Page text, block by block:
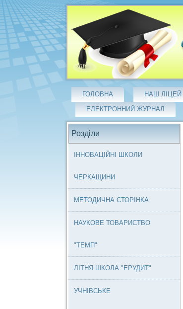
ГОЛОВНА НАШ ЛІЦЕЙ
ЕЛЕКТРОННИЙ ЖУРНАЛ
Розділи
ІННОВАЦІЙНІ ШКОЛИ
ЧЕРКАЩИНИ
МЕТОДИЧНА СТОРІНКА
НАУКОВЕ ТОВАРИСТВО
"ТЕМП"
ЛІТНЯ ШКОЛА "ЕРУДИТ"
УЧНІВСЬКЕ